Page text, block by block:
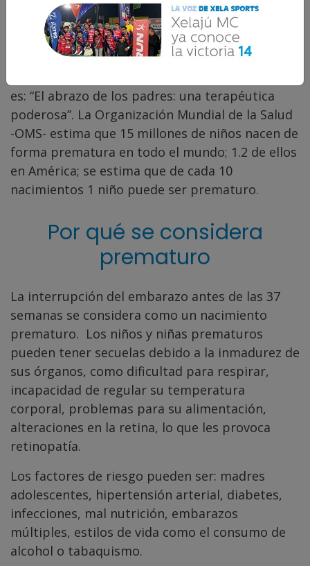
Cada 17 de noviembre se conmemora el Día
es: “El abrazo de los padres: una terapéutica
poderosa”. La Organización Mundial de la Salud
-OMS- estima que 15 millones de niños nacen de
forma prematura en todo el mundo; 1.2 de ellos
en América; se estima que de cada 10
nacimientos 1 niño puede ser prematuro.
Por qué se considera
prematuro
La interrupción del embarazo antes de las 37
semanas se considera como un nacimiento
prematuro. Los niños y niñas prematuros
pueden tener secuelas debido a la inmadurez de
sus órganos, como dificultad para respirar,
incapacidad de regular su temperatura
corporal, problemas para su alimentación,
alteraciones en la retina, lo que les provoca
retinopatía.
Los factores de riesgo pueden ser: madres
adolescentes, hipertensión arterial, diabetes,
infecciones, mal nutrición, embarazos
múltiples, estilos de vida como el consumo de
alcohol o tabaquismo.